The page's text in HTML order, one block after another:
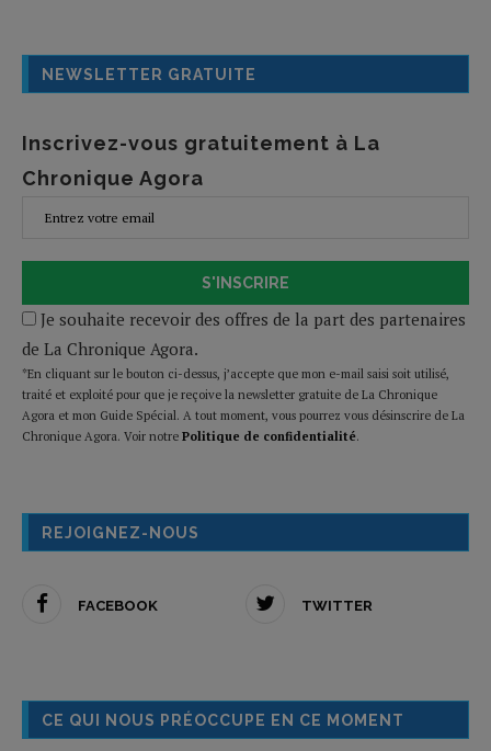
NEWSLETTER GRATUITE
Inscrivez-vous gratuitement à La
Chronique Agora
S'INSCRIRE
Je souhaite recevoir des offres de la part des partenaires
de La Chronique Agora.
*En cliquant sur le bouton ci-dessus, j’accepte que mon e-mail saisi soit utilisé,
traité et exploité pour que je reçoive la newsletter gratuite de La Chronique
Agora et mon Guide Spécial. A tout moment, vous pourrez vous désinscrire de La
Chronique Agora. Voir notre Politique de confidentialité.
REJOIGNEZ-NOUS
FACEBOOK TWITTER
CE QUI NOUS PRÉOCCUPE EN CE MOMENT